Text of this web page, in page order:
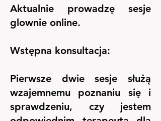
Aktualnie prowadzę sesje
glownie online.
Wstępna konsultacja:
Pierwsze dwie sesje służą
wzajemnemu poznaniu się i
sprawdzeniu, czy jestem